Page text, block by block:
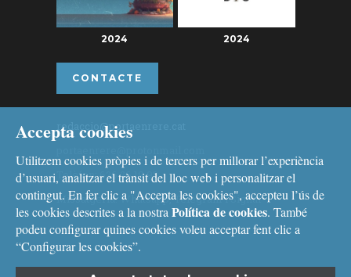
2024 2024
CONTACTE
redaccio@portaenrere.cat
Telèfon: 626 26 19 93
Missatgeria: Whatsapp, Telegram i Signal
Accepta cookies
Utilitzem cookies pròpies i de tercers per millorar l’experiència
d’usuari, analitzar el trànsit del lloc web i personalitzar el
contingut. En fer clic a "Accepta les cookies", accepteu l’ús de
les cookies descrites a la nostra Política de cookies. També
podeu configurar quines cookies voleu acceptar fent clic a
“Configurar les cookies”.